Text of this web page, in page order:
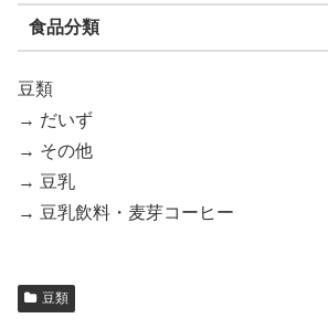
食品分類
豆類
→ だいず
→ その他
→ 豆乳
→ 豆乳飲料・麦芽コーヒー
豆類